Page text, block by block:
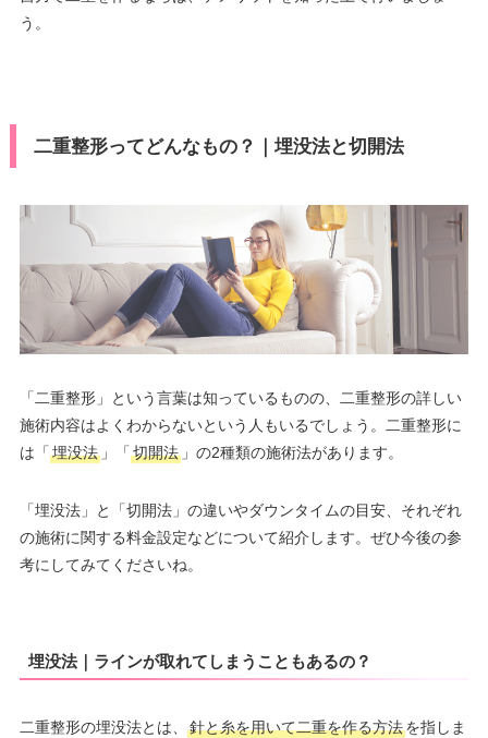
う。
二重整形ってどんなもの？｜埋没法と切開法
「二重整形」という言葉は知っているものの、二重整形の詳しい
施術内容はよくわからないという人もいるでしょう。二重整形に
は「 埋没法」「 切開法」の2種類の施術法があります。
「埋没法」と「切開法」の違いやダウンタイムの目安、それぞれ
の施術に関する料金設定などについて紹介します。ぜひ今後の参
考にしてみてくださいね。
埋没法｜ラインが取れてしまうこともあるの？
二重整形の埋没法とは、 針と糸を用いて二重を作る方法を指しま